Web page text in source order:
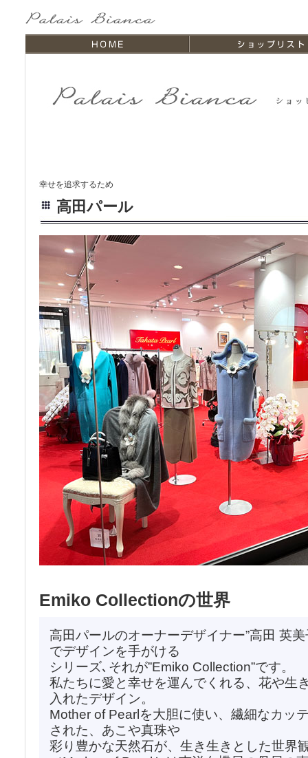
幸せを追求するため
高田パール
Emiko Collectionの世界
高田パールのオーナーデザイナー”高田 英
でデザインを手がける
シリーズ､それが”Emiko Collection”です。
私たちに愛と幸せを運んでくれる、花や生
入れたデザイン。
Mother of Pearlを大胆に使い、繊細なカッ
された、あこや真珠や
彩り豊かな天然石が、生き生きとした世界